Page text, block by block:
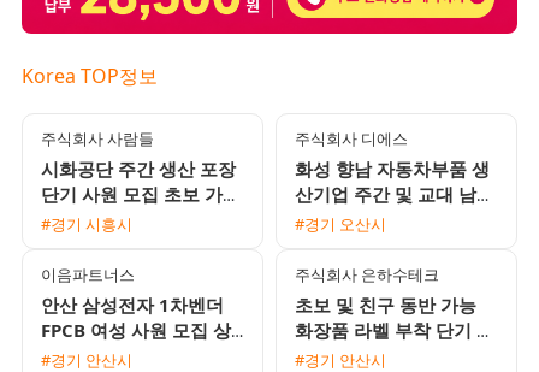
Korea TOP정보
주식회사 사람들
시화공단 주간 생산 포장
단기 사원 모집 초보 가능
통근버스 운행
#경기 시흥시
주식회사 디에스
화성 향남 자동차부품 생
산기업 주간 및 교대 남녀
사원 모집 통근버스 및 유
#경기 오산시
이음파트너스
안산 삼성전자 1차벤더
FPCB 여성 사원 모집 상
여금 300프로 및 다양한
#경기 안산시
주식회사 은하수테크
초보 및 친구 동반 가능
화장품 라벨 부착 단기 장
기 사원 모집
#경기 안산시